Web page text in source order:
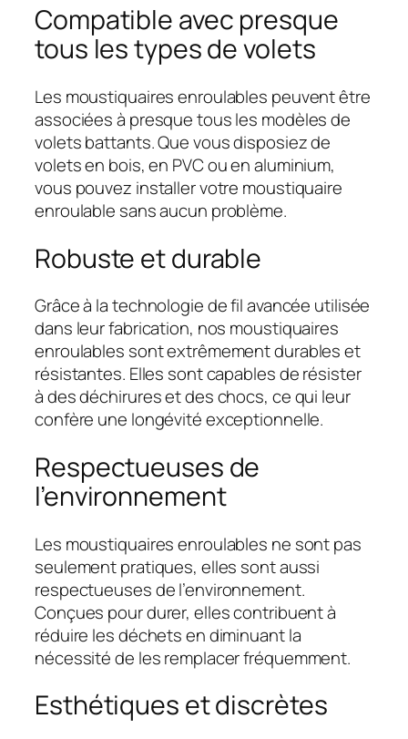
Compatible avec presque
tous les types de volets
Les moustiquaires enroulables peuvent être
associées à presque tous les modèles de
volets battants. Que vous disposiez de
volets en bois, en PVC ou en aluminium,
vous pouvez installer votre moustiquaire
enroulable sans aucun problème.
Robuste et durable
Grâce à la technologie de fil avancée utilisée
dans leur fabrication, nos moustiquaires
enroulables sont extrêmement durables et
résistantes. Elles sont capables de résister
à des déchirures et des chocs, ce qui leur
confère une longévité exceptionnelle.
Respectueuses de
l’environnement
Les moustiquaires enroulables ne sont pas
seulement pratiques, elles sont aussi
respectueuses de l’environnement.
Conçues pour durer, elles contribuent à
réduire les déchets en diminuant la
nécessité de les remplacer fréquemment.
Esthétiques et discrètes